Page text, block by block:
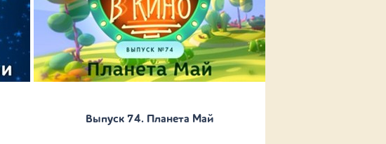
Выпуск 74. Планета Май